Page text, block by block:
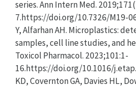
series. Ann Intern Med.
7.https://doi.org/10.7326/M19-
Y, Alfarhan AH. Microplastics:
samples, cell line studies, and
Toxicol Pharmacol. 2023;101:1-
16.https://doi.org/10.1016/
KD, Covernton GA, Davies HL,